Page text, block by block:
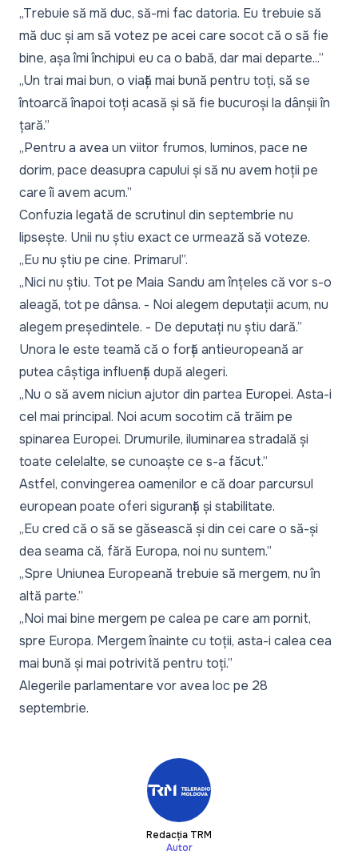
„Trebuie să mă duc, să-mi fac datoria. Eu trebuie să
mă duc și am să votez pe acei care socot că o să fie
bine, așa îmi închipui eu ca o babă, dar mai departe...”
„Un trai mai bun, o viață mai bună pentru toți, să se
întoarcă înapoi toți acasă și să fie bucuroși la dânșii în
țară.”
„Pentru a avea un viitor frumos, luminos, pace ne
dorim, pace deasupra capului și să nu avem hoții pe
care îi avem acum.”
Confuzia legată de scrutinul din septembrie nu
lipsește. Unii nu știu exact ce urmează să voteze.
„Eu nu știu pe cine. Primarul”.
„Nici nu știu. Tot pe Maia Sandu am înțeles că vor s-o
aleagă, tot pe dânsa. - Noi alegem deputații acum, nu
alegem președintele. - De deputați nu știu dară.”
Unora le este teamă că o forță antieuropeană ar
putea câștiga influență după alegeri.
„Nu o să avem niciun ajutor din partea Europei. Asta-i
cel mai principal. Noi acum socotim că trăim pe
spinarea Europei. Drumurile, iluminarea stradală și
toate celelalte, se cunoaște ce s-a făcut.”
Astfel, convingerea oamenilor e că doar parcursul
european poate oferi siguranță și stabilitate.
„Eu cred că o să se găsească și din cei care o să-și
dea seama că, fără Europa, noi nu suntem.”
„Spre Uniunea Europeană trebuie să mergem, nu în
altă parte.”
„Noi mai bine mergem pe calea pe care am pornit,
spre Europa. Mergem înainte cu toții, asta-i calea cea
mai bună și mai potrivită pentru toți.”
Alegerile parlamentare vor avea loc pe 28
septembrie.
Redacția TRM
Autor